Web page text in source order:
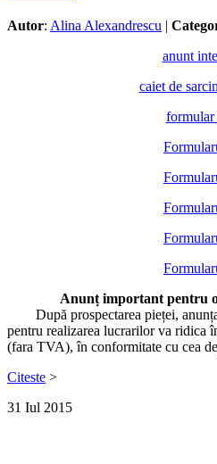
Autor: Alina Alexandrescu |
anunt
caiet de
formular
Anunț important pentru
După prospectarea pieței,
pentru realizarea lucrarilor va ridica
(fara TVA), în conformitate cu cea
Citeste >
31 Iul 2015